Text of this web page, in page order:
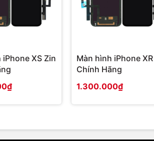
iPhone XS Zin
Màn hình iPhone XR Zin
Chính Hãng
1.300.000₫